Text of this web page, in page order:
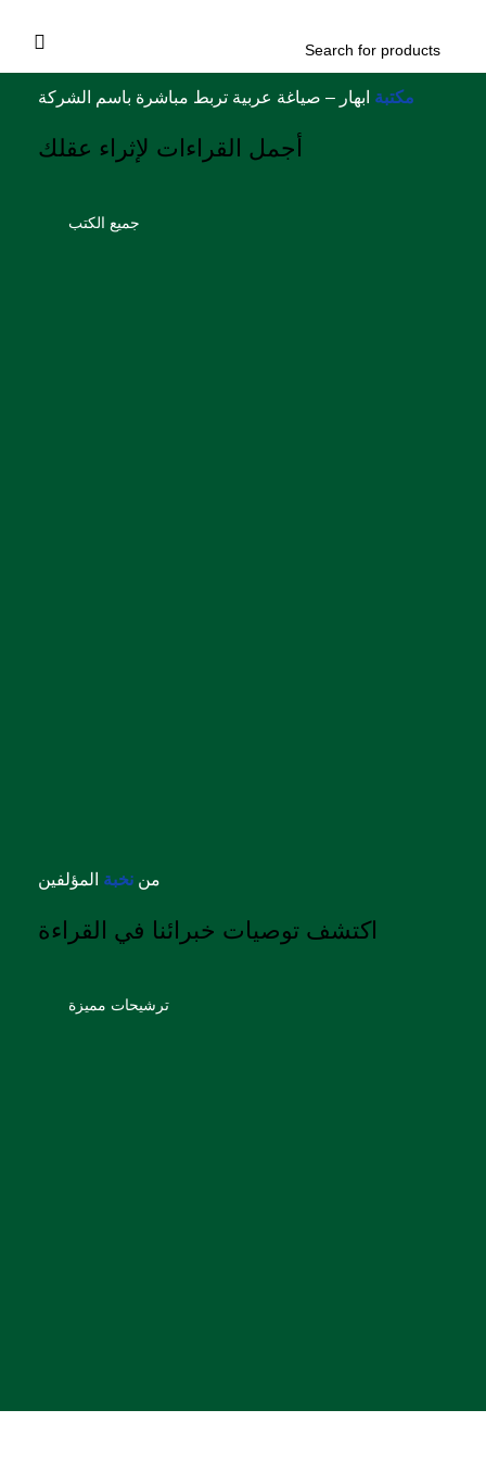
مكتبة ابهار – صياغة عربية تربط مباشرة باسم الشركة
أجمل القراءات لإثراء عقلك
جميع الكتب
من نخبة المؤلفين
اكتشف توصيات خبرائنا في القراءة
ترشيحات مميزة